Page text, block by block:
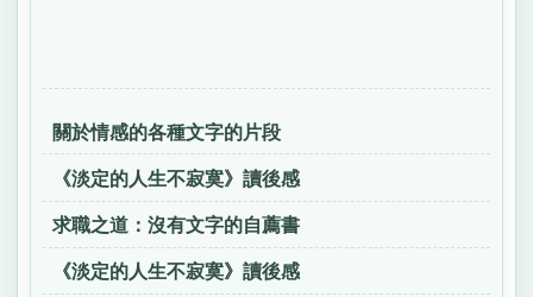
關於情感的各種文字的片段
《淡定的人生不寂寞》讀後感
求職之道：沒有文字的自薦書
《淡定的人生不寂寞》讀後感